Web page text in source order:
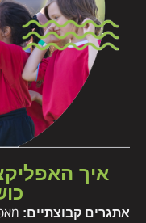
איך
אתגרים קבוצתיים: